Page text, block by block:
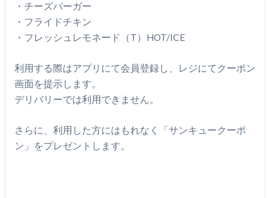
・チーズバーガー
・フライドチキン
・フレッシュレモネード（T）HOT/ICE
利用する際はアプリにて会員登録し、レジにてクーポン
画面を提示します。
デリバリーでは利用できません。
さらに、利用した方にはもれなく「サンキュークーポ
ン」をプレゼントします。